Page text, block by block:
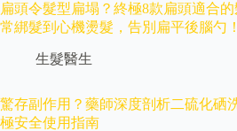
扁頭令髮型扁塌？終極8款扁頭適合
常綁髮到心機燙髮，告別扁平後腦勺！
生髮醫生
驚存副作用？藥師深度剖析二硫化硒
極安全使用指南